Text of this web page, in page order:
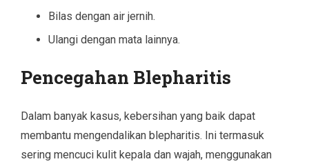
Bilas dengan air jernih.
Ulangi dengan mata lainnya.
Pencegahan Blepharitis
Dalam banyak kasus, kebersihan yang baik dapat
membantu mengendalikan blepharitis. Ini termasuk
sering mencuci kulit kepala dan wajah, menggunakan